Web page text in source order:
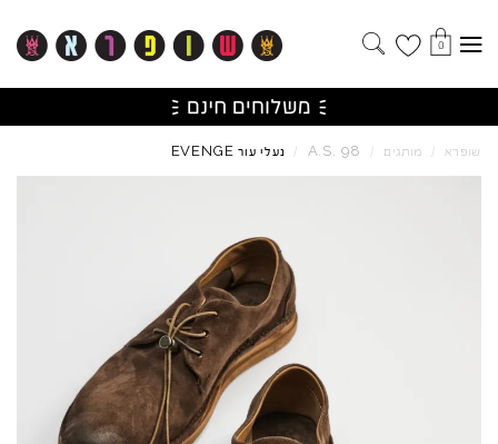
0
שופרא / מותגים /
A.S. 98
/ נעלי עור EVENGE